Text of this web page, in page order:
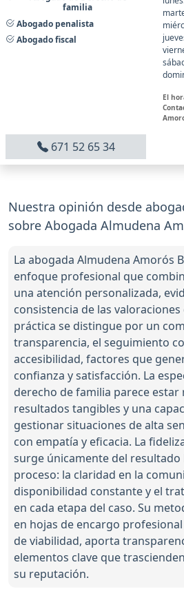
familia
Abogado penalista
Abogado fiscal
El
671 52 65 34
Nuestra opinión desde
sobre Abogada Almudena
La abogada Almudena Amorós
enfoque profesional que
una atención personalizada,
consistencia de las valoraciones
práctica se distingue por un
transparencia, el seguimiento
accesibilidad, factores que
confianza y satisfacción. La
derecho de familia parece
resultados tangibles y una
gestionar situaciones de alta
con empatía y eficacia. La
surge únicamente del resultado
proceso: la claridad en la
disponibilidad constante y el
en cada etapa del caso. Su
en hojas de encargo
de viabilidad, aporta
elementos clave que
su reputación.